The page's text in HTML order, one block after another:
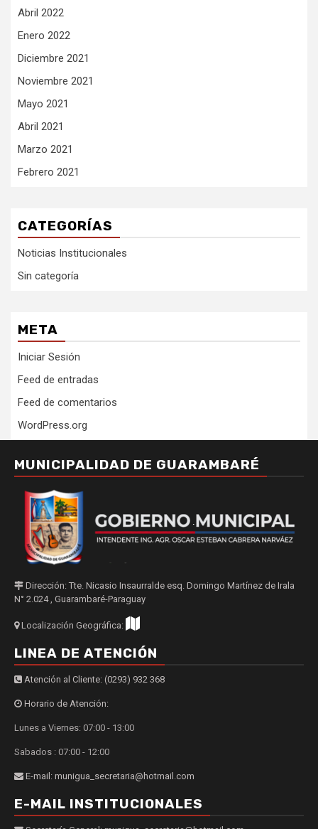
Abril 2022
Enero 2022
Diciembre 2021
Noviembre 2021
Mayo 2021
Abril 2021
Marzo 2021
Febrero 2021
CATEGORÍAS
Noticias Institucionales
Sin categoría
META
Iniciar Sesión
Feed de entradas
Feed de comentarios
WordPress.org
MUNICIPALIDAD DE GUARAMBARÉ
Dirección: Tte. Nicasio Insaurralde esq. Domingo Martínez de Irala
N° 2.024 , Guarambaré-Paraguay
Localización Geográfica:
LINEA DE ATENCIÓN
Atención al Cliente: (0293) 932 368
Horario de Atención:
Lunes a Viernes: 07:00 - 13:00
Sabados : 07:00 - 12:00
E-mail: munigua_secretaria@hotmail.com
E-MAIL INSTITUCIONALES